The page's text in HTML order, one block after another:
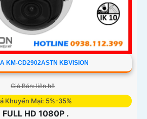
KM-CD2902ASTN KBVISION
Giá Bán: liên hệ
Khuyến Mại: 5%-35%
FULL HD 1080P .